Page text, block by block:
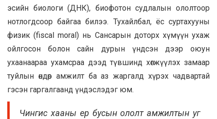
эсийн биологи (ДНК), биофотон судлалын ололтоор
нотлогдсоор байгаа билээ. Тухайлбал, ёс суртахууны
физик (fiscal moral) нь Сансарын доторх хүмүүн ухаж
ойлгосон болон сайн дурын үндсэн дээр оюун
ухаанаараа ухамсраа дээд түвшинд хөгжүүлэх замаар
туйлын өндөр амжилт ба аз жаргалд хүрэх чадвартай
гэсэн гаргалгаанд үндэслэдэг юм.
Чингис хааны ер бусын ололт амжилтын уг